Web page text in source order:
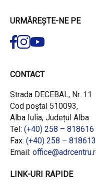
URMĂREȘTE-NE PE
CONTACT
Strada DECEBAL, Nr. 11
Cod poștal 510093,
Alba Iulia, Județul Alba
Tel: (+40) 258 – 818616
Fax: (+40) 258 – 818613
Email:
LINK-URI RAPIDE